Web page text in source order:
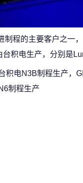
制程的主要客户之一
积电生产，分别是
积电N3B制程生产，
制程生产